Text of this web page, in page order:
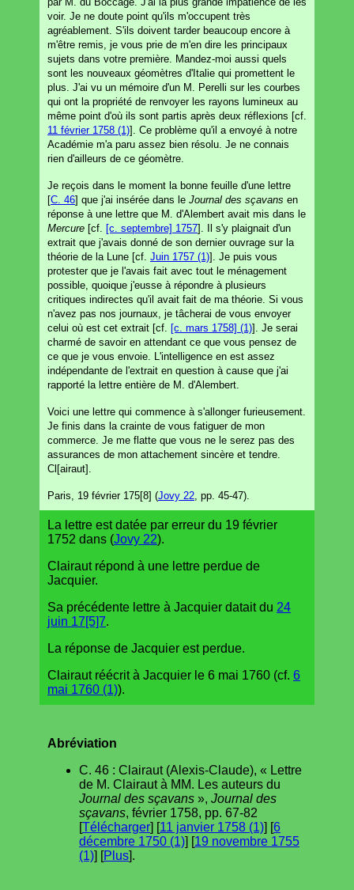
voir. Je ne doute point qu'ils m'occupent très
agréablement. S'ils doivent tarder beaucoup encore à
m'être remis, je vous prie de m'en dire les principaux
sujets dans votre première. Mandez-moi aussi quels
sont les nouveaux géomètres d'Italie qui promettent le
plus. J'ai vu un mémoire d'un M. Perelli sur les courbes
qui ont la propriété de renvoyer les rayons lumineux au
même point d'où ils sont partis après deux réflexions [cf.
11 février 1758 (1)]. Ce problème qu'il a envoyé à notre
Académie m'a paru assez bien résolu. Je ne connais
rien d'ailleurs de ce géomètre.
Je reçois dans le moment la bonne feuille d'une lettre
[C. 46] que j'ai insérée dans le Journal des sçavans en
réponse à une lettre que M. d'Alembert avait mis dans le
Mercure [cf. [c. septembre] 1757]. Il s'y plaignait d'un
extrait que j'avais donné de son dernier ouvrage sur la
théorie de la Lune [cf. Juin 1757 (1)]. Je puis vous
protester que je l'avais fait avec tout le ménagement
possible, quoique j'eusse à répondre à plusieurs
critiques indirectes qu'il avait fait de ma théorie. Si vous
n'avez pas nos journaux, je tâcherai de vous envoyer
celui où est cet extrait [cf.
[c. mars 1758] (1)]. Je serai
charmé de savoir en attendant ce que vous pensez de
ce que je vous envoie. L'intelligence en est assez
indépendante de l'extrait en question à cause que j'ai
rapporté la lettre entière de M. d'Alembert.
Voici une lettre qui commence à s'allonger furieusement.
Je finis dans la crainte de vous fatiguer de mon
commerce. Je me flatte que vous ne le serez pas des
assurances de mon attachement sincère et tendre.
Cl[airaut].
Paris, 19 février 175[8] (Jovy 22 , pp. 45-47).
La lettre est datée par erreur du 19 février
1752 dans (Jovy 22).
Clairaut répond à une lettre perdue de
Jacquier.
Sa précédente lettre à Jacquier datait du 24
juin 17[5]7.
La réponse de Jacquier est perdue.
Clairaut réécrit à Jacquier le 6 mai 1760 (cf. 6
mai 1760 (1)).
Abréviation
C. 46 : Clairaut (Alexis-Claude), « Lettre
de M. Clairaut à MM. Les auteurs du
Journal des sçavans », Journal des
sçavans, février 1758, pp. 67-82
[Télécharger] [11 janvier 1758 (1)] [6
décembre 1750 (1)] [19 novembre 1755
(1)] [Plus].